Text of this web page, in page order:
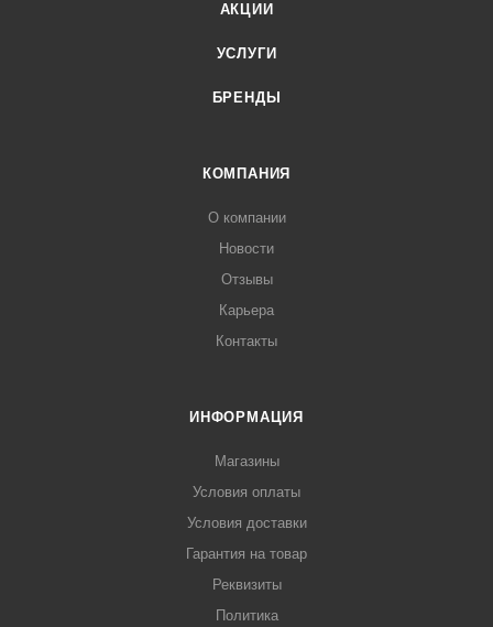
АКЦИИ
УСЛУГИ
БРЕНДЫ
КОМПАНИЯ
О компании
Новости
Отзывы
Карьера
Контакты
ИНФОРМАЦИЯ
Магазины
Условия оплаты
Условия доставки
Гарантия на товар
Реквизиты
Политика